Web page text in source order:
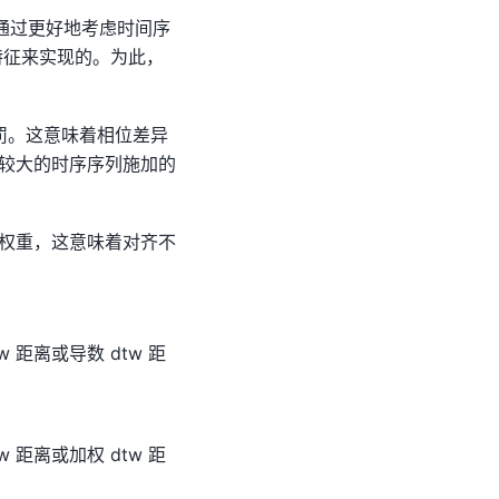
更好地考虑时间序
来实现的。为此，
这意味着相位差异
大的时序序列施加的
重，这意味着对齐不
距离或导数 dtw 距
距离或加权 dtw 距